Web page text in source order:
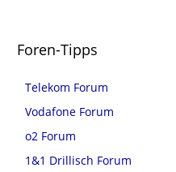
Foren-Tipps
Telekom Forum
Vodafone Forum
o2 Forum
1&1 Drillisch Forum